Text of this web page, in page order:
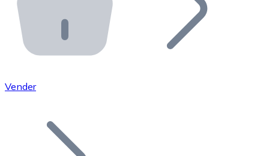
API Bitnovo
Integre nossa API no seu ecossistema.
Junte-se à nossa rede de revendedores e comercialize
Adicione o token do seu projeto ao nosso serviço de
Vender